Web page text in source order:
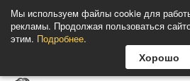
Мы используем файлы cookie для
рекламы. Продолжая пользоваться
этим. Подробнее.
Хорошо